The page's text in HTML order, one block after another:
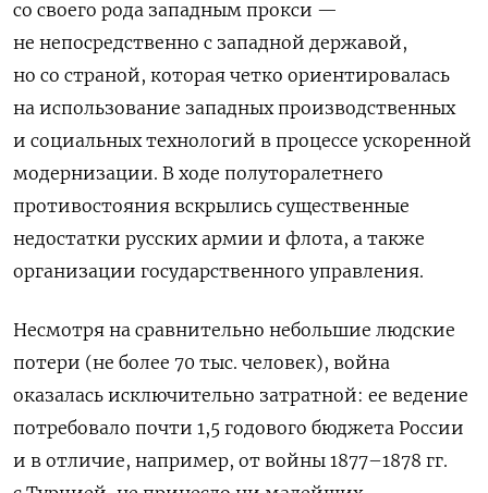
со своего рода западным прокси —
не непосредственно с западной державой,
но со страной, которая четко ориентировалась
на использование западных производственных
и социальных технологий в процессе ускоренной
модернизации. В ходе полуторалетнего
противостояния вскрылись существенные
недостатки русских армии и флота, а также
организации государственного управления.
Несмотря на сравнительно небольшие людские
потери (не более 70 тыс. человек), война
оказалась исключительно затратной: ее ведение
потребовало почти 1,5 годового бюджета России
и в отличие, например, от войны 1877–1878 гг.